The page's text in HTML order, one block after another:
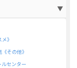
》
《その他》
センター